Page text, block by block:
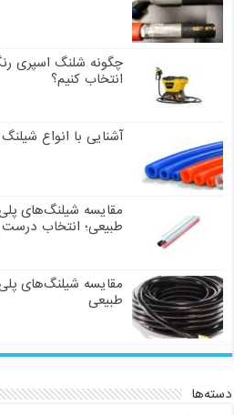
چگونه شلنگ اسپری
انتخاب کنیم؟
آشنایی با انواع
مقایسه شیلنگ‌های
طبیعی؛ انتخاب درست
مقایسه شیلنگ‌های
طبیعی
دسته‌ها